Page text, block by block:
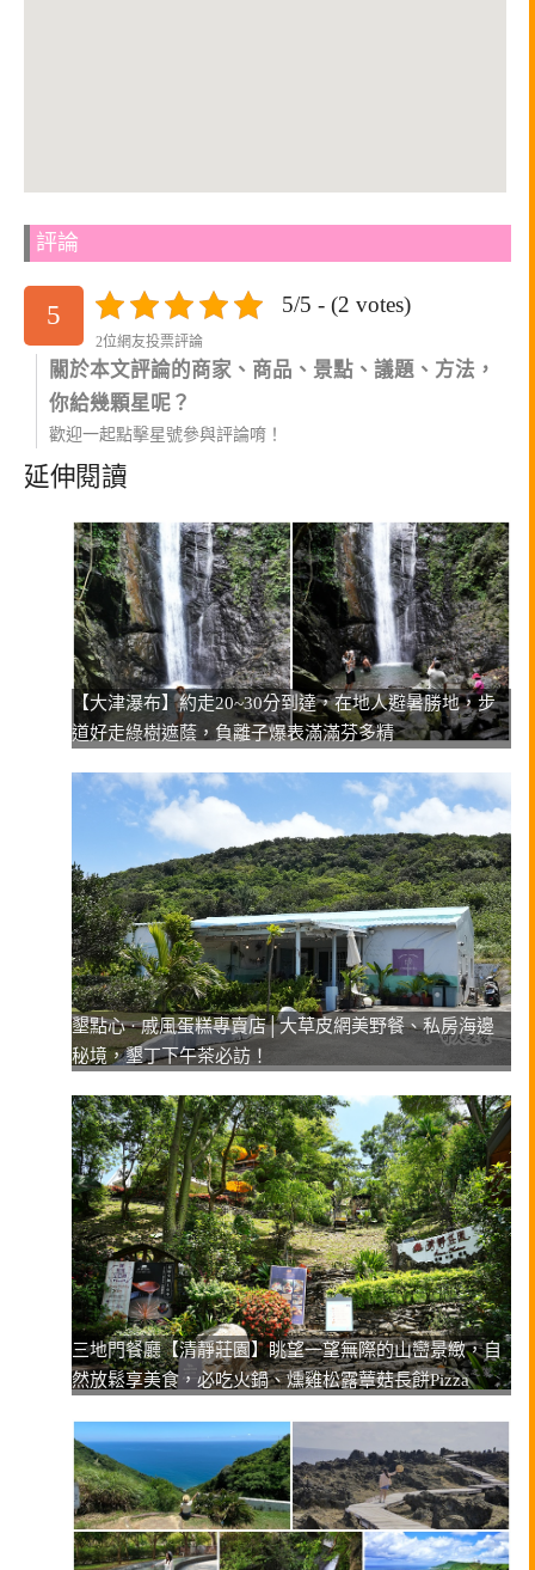
評論
5 5/5 - (2 votes)
2位網友投票評論
關於本文評論的商家、商品、景點、議題、方法，
你給幾顆星呢？
歡迎一起點擊星號參與評論唷！
延伸閱讀
【大津瀑布】約走20~30分到達，在地人避暑勝地，步
道好走綠樹遮蔭，負離子爆表滿滿芬多精
墾點心 · 戚風蛋糕專賣店│大草皮網美野餐、私房海邊
秘境，墾丁下午茶必訪！
三地門餐廳【清靜莊園】眺望一望無際的山巒景緻，自
然放鬆享美食，必吃火鍋、燻雞松露蕈菇長餅Pizza